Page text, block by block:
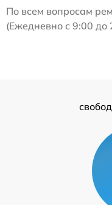
По всем вопросам
(Ежедневно с 9:00 до